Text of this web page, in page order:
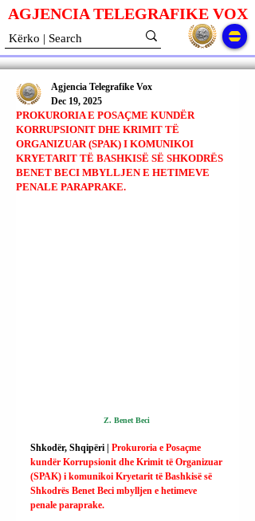
AGJENCIA TELEGRAFIKE VOX
PROKURORIA E POSAÇME KUNDËR
KORRUPSIONIT DHE KRIMIT TË
ORGANIZUAR (SPAK) I KOMUNIKOI
KRYETARIT TË BASHKISË SË SHKODRËS
BENET BECI MBYLLJEN E HETIMEVE
PENALE PARAPRAKE.
Agjencia Telegrafike Vox
Dec 19, 2025
Z. Benet Beci
Shkodër, Shqipëri | Prokuroria e Posaçme
kundër Korrupsionit dhe Krimit të Organizuar
(SPAK) i komunikoi Kryetarit të Bashkisë së
Shkodrës Benet Beci mbylljen e hetimeve
penale paraprake.